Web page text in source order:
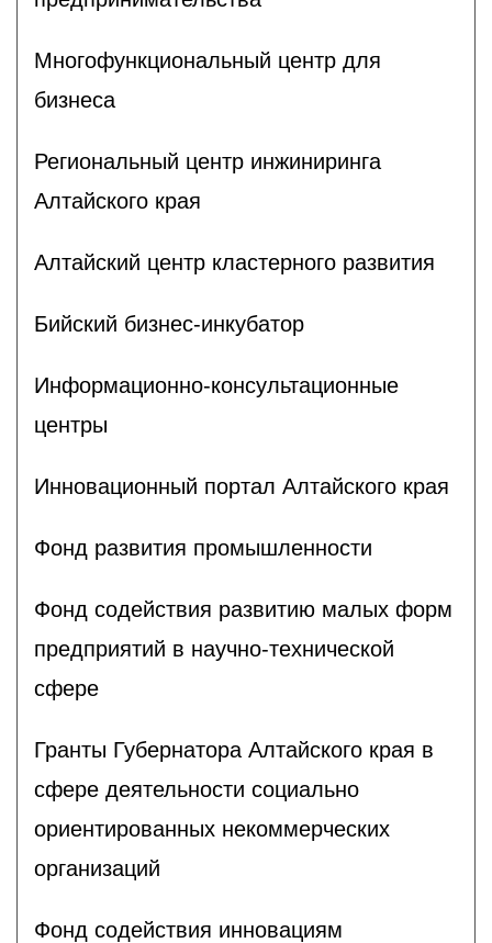
Многофункциональный центр для
бизнеса
Региональный центр инжиниринга
Алтайского края
Алтайский центр кластерного развития
Бийский бизнес-инкубатор
Информационно-консультационные
центры
Инновационный портал Алтайского края
Фонд развития промышленности
Фонд содействия развитию малых форм
предприятий в научно-технической
сфере
Гранты Губернатора Алтайского края в
сфере деятельности социально
ориентированных некоммерческих
организаций
Фонд содействия инновациям